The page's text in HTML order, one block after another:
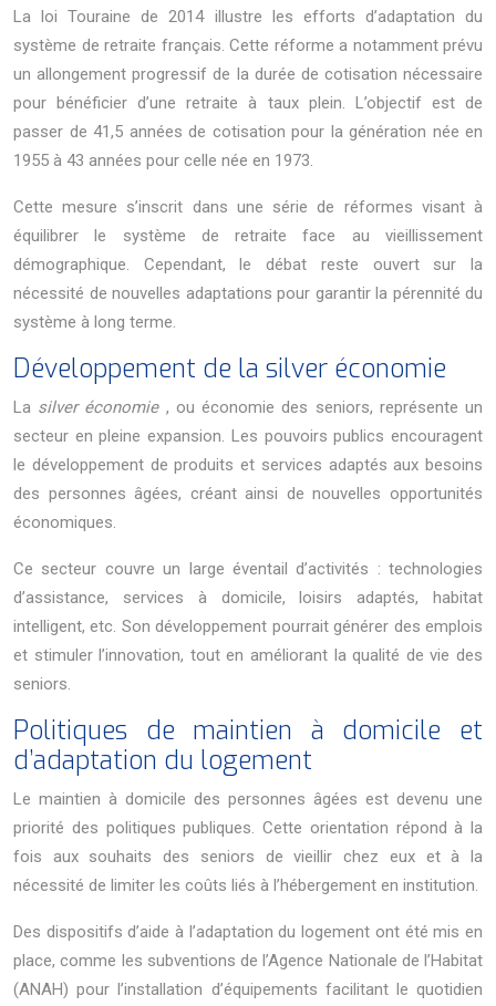
La loi Touraine de 2014 illustre les efforts d’adaptation du
système de retraite français. Cette réforme a notamment prévu
un allongement progressif de la durée de cotisation nécessaire
pour bénéficier d’une retraite à taux plein. L’objectif est de
passer de 41,5 années de cotisation pour la génération née en
1955 à 43 années pour celle née en 1973.
Cette mesure s’inscrit dans une série de réformes visant à
équilibrer le système de retraite face au vieillissement
démographique. Cependant, le débat reste ouvert sur la
nécessité de nouvelles adaptations pour garantir la pérennité du
système à long terme.
Développement de la silver économie
La silver économie , ou économie des seniors, représente un
secteur en pleine expansion. Les pouvoirs publics encouragent
le développement de produits et services adaptés aux besoins
des personnes âgées, créant ainsi de nouvelles opportunités
économiques.
Ce secteur couvre un large éventail d’activités : technologies
d’assistance, services à domicile, loisirs adaptés, habitat
intelligent, etc. Son développement pourrait générer des emplois
et stimuler l’innovation, tout en améliorant la qualité de vie des
seniors.
Politiques de maintien à domicile et
d’adaptation du logement
Le maintien à domicile des personnes âgées est devenu une
priorité des politiques publiques. Cette orientation répond à la
fois aux souhaits des seniors de vieillir chez eux et à la
nécessité de limiter les coûts liés à l’hébergement en institution.
Des dispositifs d’aide à l’adaptation du logement ont été mis en
place, comme les subventions de l’Agence Nationale de l’Habitat
(ANAH) pour l’installation d’équipements facilitant le quotidien